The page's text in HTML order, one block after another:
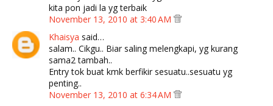
kita pon jadi la yg terbaik
November 13, 2010 at 3:40 AM
Khaisya said…
salam.. Cikgu.. Biar saling melengkapi, yg kurang
sama2 tambah..
Entry tok buat kmk berfikir sesuatu..sesuatu yg
penting..
November 13, 2010 at 6:34 AM